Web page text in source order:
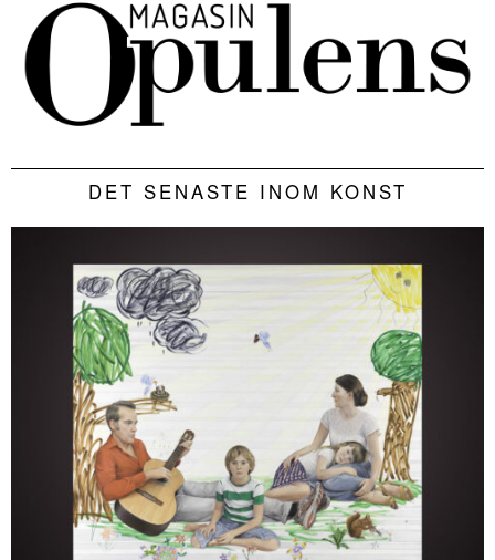
DET SENASTE INOM KONST